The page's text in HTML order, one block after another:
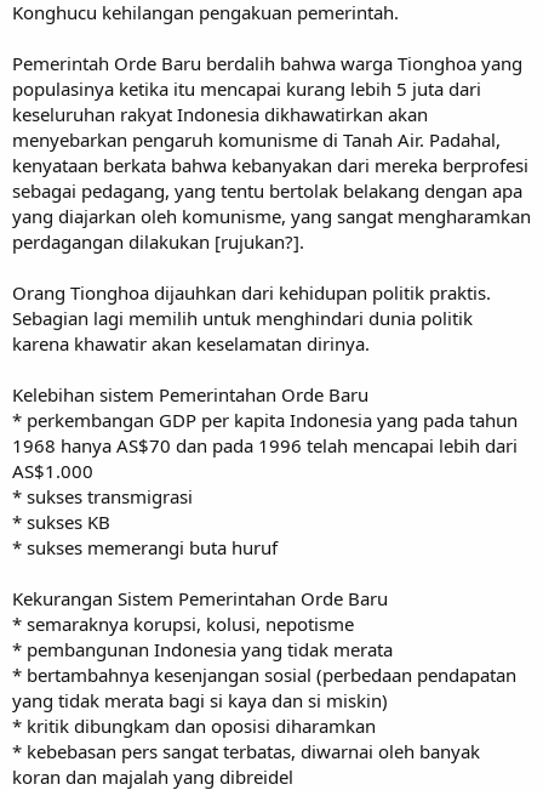
Konghucu kehilangan pengakuan pemerintah.
Pemerintah Orde Baru berdalih bahwa warga Tionghoa yang
populasinya ketika itu mencapai kurang lebih 5 juta dari
keseluruhan rakyat Indonesia dikhawatirkan akan
menyebarkan pengaruh komunisme di Tanah Air. Padahal,
kenyataan berkata bahwa kebanyakan dari mereka berprofesi
sebagai pedagang, yang tentu bertolak belakang dengan apa
yang diajarkan oleh komunisme, yang sangat mengharamkan
perdagangan dilakukan [rujukan?].
Orang Tionghoa dijauhkan dari kehidupan politik praktis.
Sebagian lagi memilih untuk menghindari dunia politik
karena khawatir akan keselamatan dirinya.
Kelebihan sistem Pemerintahan Orde Baru
* perkembangan GDP per kapita Indonesia yang pada tahun
1968 hanya AS$70 dan pada 1996 telah mencapai lebih dari
AS$1.000
* sukses transmigrasi
* sukses KB
* sukses memerangi buta huruf
Kekurangan Sistem Pemerintahan Orde Baru
* semaraknya korupsi, kolusi, nepotisme
* pembangunan Indonesia yang tidak merata
* bertambahnya kesenjangan sosial (perbedaan pendapatan
yang tidak merata bagi si kaya dan si miskin)
* kritik dibungkam dan oposisi diharamkan
* kebebasan pers sangat terbatas, diwarnai oleh banyak
koran dan majalah yang dibreidel